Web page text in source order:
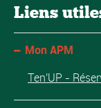
Liens
Mon APM
Ten'UP -